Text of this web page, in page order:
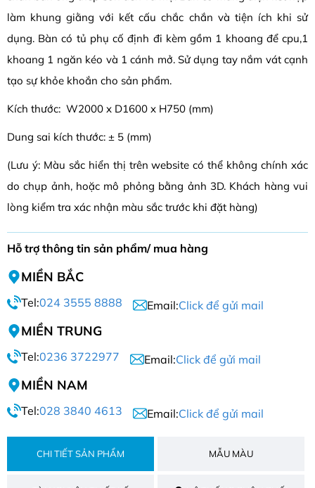
làm khung giằng với kết cấu chắc chắn và tiện ích khi sử
dụng. Bàn có tủ phụ cố định đi kèm gồm 1 khoang để cpu,1
khoang 1 ngăn kéo và 1 cánh mở. Sử dụng tay nắm vát cạnh
tạo sự khỏe khoắn cho sản phẩm.
Kích thước: W2000 x D1600 x H750 (mm)
Dung sai kích thước: ± 5 (mm)
(Lưu ý: Màu sắc hiển thị trên website có thể không chính xác
do chụp ảnh, hoặc mô phỏng bằng ảnh 3D. Khách hàng vui
lòng kiểm tra xác nhận màu sắc trước khi đặt hàng)
Hỗ trợ thông tin sản phẩm/ mua hàng
MIỀN BẮC
Tel:024 3555 8888 Email:Click để gửi mail
MIỀN TRUNG
Tel:0236 3722977 Email:Click để gửi mail
MIỀN NAM
Tel:028 3840 4613 Email:Click để gửi mail
CHI TIẾT SẢN PHẨM MẪU MÀU